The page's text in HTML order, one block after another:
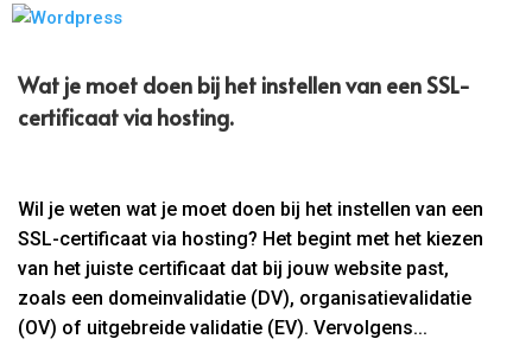
Wat je moet doen bij het instellen van een SSL-
certificaat via hosting.​
Wil je weten wat je moet doen bij het instellen van een
SSL-certificaat via hosting? Het begint met het kiezen
van het juiste certificaat dat bij jouw website past,
zoals een domeinvalidatie (DV), organisatievalidatie
(OV) of uitgebreide validatie (EV). Vervolgens...